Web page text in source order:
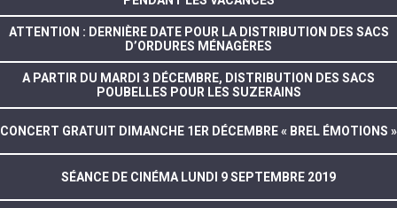
ATTENTION : DERNIÈRE DATE POUR LA DISTRIBUTION DES SACS
D’ORDURES MÉNAGÈRES
A PARTIR DU MARDI 3 DÉCEMBRE, DISTRIBUTION DES SACS
POUBELLES POUR LES SUZERAINS
CONCERT GRATUIT DIMANCHE 1ER DÉCEMBRE « BREL ÉMOTIONS »
SÉANCE DE CINÉMA LUNDI 9 SEPTEMBRE 2019